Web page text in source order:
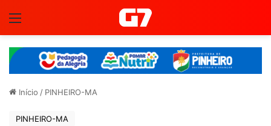
Início / PINHEIRO-MA
PINHEIRO-MA